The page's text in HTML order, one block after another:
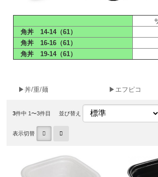
角丼 14-14（61）
角丼 16-16（61）
角丼 19-14（61）
▶丼/重/麺 ▶エフピコ
3件中 1〜3件目 並び替え
表示切替